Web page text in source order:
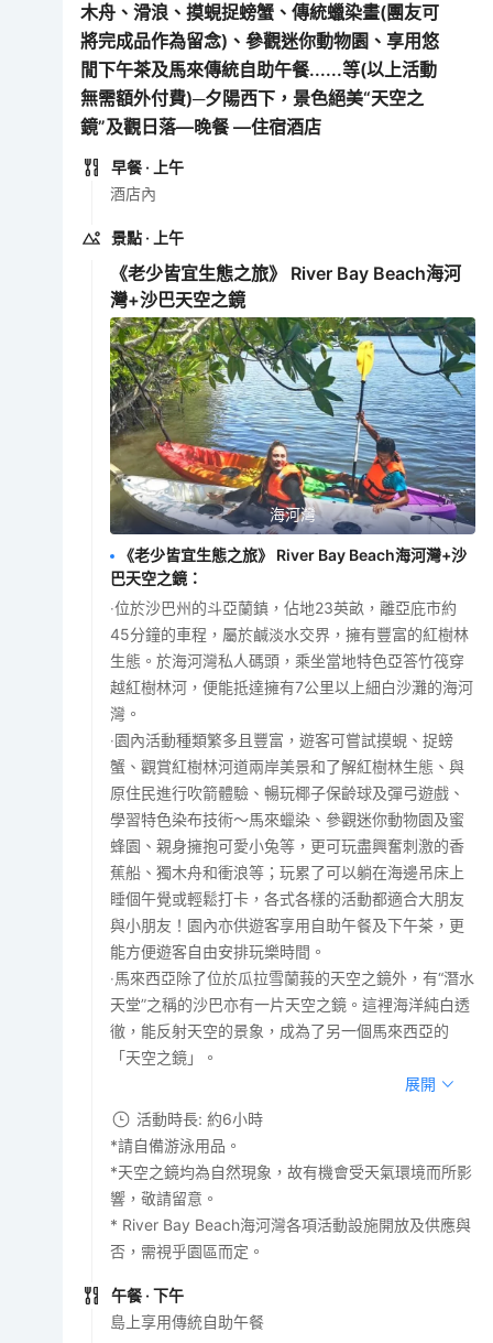
木舟、滑浪、摸蜆捉螃蟹、傳統蠟染畫(團友可
將完成品作為留念)、參觀迷你動物園、享用悠
閒下午茶及馬來傳統自助午餐......等(以上活動
無需額外付費)─夕陽西下，景色絕美“天空之
鏡”及觀日落—晚餐 —住宿酒店
早餐 · 上午
酒店內
景點 · 上午
《老少皆宜生態之旅》 River Bay Beach海河
灣+沙巴天空之鏡
海河灣
《老少皆宜生態之旅》 River Bay Beach海河灣+沙
巴天空之鏡 ：
‧位於沙巴州的斗亞蘭鎮，佔地23英畝，離亞庇市約
45分鐘的車程，屬於鹹淡水交界，擁有豐富的紅樹林
生態。於海河灣私人碼頭，乘坐當地特色亞答竹筏穿
越紅樹林河，便能抵達擁有7公里以上細白沙灘的海河
灣。
‧園內活動種類繁多且豐富，遊客可嘗試摸蜆、捉螃
蟹、觀賞紅樹林河道兩岸美景和了解紅樹林生態、與
原住民進行吹箭體驗、暢玩椰子保齡球及彈弓遊戲、
學習特色染布技術～馬來蠟染、參觀迷你動物園及蜜
蜂園、親身擁抱可愛小兔等，更可玩盡興奮刺激的香
蕉船、獨木舟和衝浪等；玩累了可以躺在海邊吊床上
睡個午覺或輕鬆打卡，各式各樣的活動都適合大朋友
與小朋友！園內亦供遊客享用自助午餐及下午茶，更
能方便遊客自由安排玩樂時間。
‧馬來西亞除了位於瓜拉雪蘭莪的天空之鏡外，有“潛水
天堂”之稱的沙巴亦有一片天空之鏡。這裡海洋純白透
徹，能反射天空的景象，成為了另一個馬來西亞的
「天空之鏡」。
展開
活動時長: 約6小時
*請自備游泳用品。
*天空之鏡均為自然現象，故有機會受天氣環境而所影
響，敬請留意。
* River Bay Beach海河灣各項活動設施開放及供應與
否，需視乎園區而定。
午餐 · 下午
島上享用傳統自助午餐